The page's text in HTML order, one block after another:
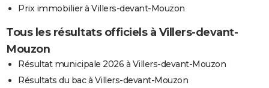
Prix immobilier à Villers-devant-Mouzon
Tous les résultats officiels à Villers-devant-
Mouzon
Résultat municipale 2026 à Villers-devant-Mouzon
Résultats du bac à Villers-devant-Mouzon